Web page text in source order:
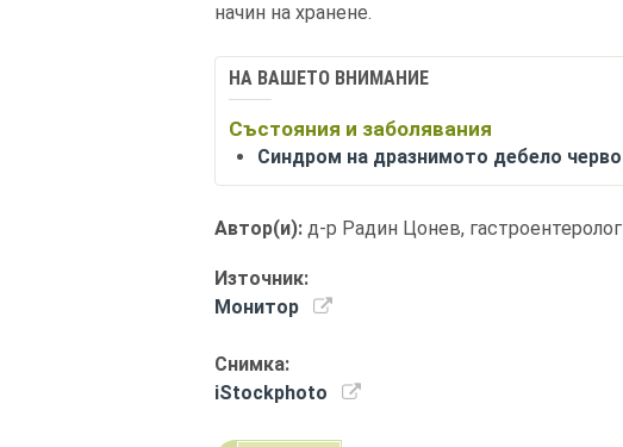
начин на хранене.
НА ВАШЕТО ВНИМАНИЕ
Състояния и заболявания
Синдром на дразнимото дебело черво
Автор(и): д-р Радин Цонев, гастроентеролог
Източник:
Монитор
Снимка:
iStockphoto